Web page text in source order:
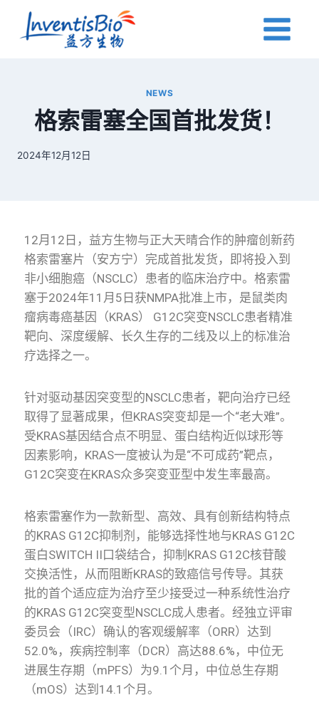
NEWS
格索雷塞全国首批发货！
2024年12月12日
12月12日，益方生物与正大天晴合作的肿瘤创新药
格索雷塞片（安方宁）完成首批发货，即将投入到
非小细胞癌（NSCLC）患者的临床治疗中。格索雷
塞于2024年11月5日获NMPA批准上市，是鼠类肉
瘤病毒癌基因（KRAS） G12C突变NSCLC患者精准
靶向、深度缓解、长久生存的二线及以上的标准治
疗选择之一。
针对驱动基因突变型的NSCLC患者，靶向治疗已经
取得了显著成果，但KRAS突变却是一个“老大难”。
受KRAS基因结合点不明显、蛋白结构近似球形等
因素影响，KRAS一度被认为是“不可成药”靶点，
G12C突变在KRAS众多突变亚型中发生率最高。
格索雷塞作为一款新型、高效、具有创新结构特点
的KRAS G12C抑制剂，能够选择性地与KRAS G12C
蛋白SWITCH II口袋结合，抑制KRAS G12C核苷酸
交换活性，从而阻断KRAS的致癌信号传导。其获
批的首个适应症为治疗至少接受过一种系统性治疗
的KRAS G12C突变型NSCLC成人患者。经独立评审
委员会（IRC）确认的客观缓解率（ORR）达到
52.0%，疾病控制率（DCR）高达88.6%，中位无
进展生存期（mPFS）为9.1个月，中位总生存期
（mOS）达到14.1个月。